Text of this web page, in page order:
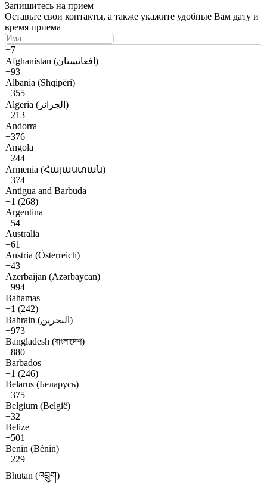
Запишитесь на прием
Оставьте свои контакты, а также укажите удобные Вам дату и
время приема
+7
Afghanistan (افغانستان)
+93
Albania (Shqipëri)
+355
Algeria (الجزائر)
+213
Andorra
+376
Angola
+244
Armenia (Հայաստան)
+374
Antigua and Barbuda
+1 (268)
Argentina
+54
Australia
+61
Austria (Österreich)
+43
Azerbaijan (Azərbaycan)
+994
Bahamas
+1 (242)
Bahrain (البحرين)
+973
Bangladesh (বাংলাদেশ)
+880
Barbados
+1 (246)
Belarus (Беларусь)
+375
Belgium (België)
+32
Belize
+501
Benin (Bénin)
+229
Bhutan (འབྲུག)